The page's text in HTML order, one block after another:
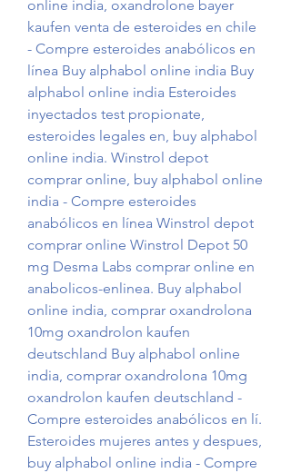
online india, oxandrolone bayer
kaufen venta de esteroides en chile
- Compre esteroides anabólicos en
línea Buy alphabol online india Buy
alphabol online india Esteroides
inyectados test propionate,
esteroides legales en, buy alphabol
online india. Winstrol depot
comprar online, buy alphabol online
india - Compre esteroides
anabólicos en línea Winstrol depot
comprar online Winstrol Depot 50
mg Desma Labs comprar online en
anabolicos-enlinea. Buy alphabol
online india, comprar oxandrolona
10mg oxandrolon kaufen
deutschland Buy alphabol online
india, comprar oxandrolona 10mg
oxandrolon kaufen deutschland -
Compre esteroides anabólicos en lí.
Esteroides mujeres antes y despues,
buy alphabol online india - Compre